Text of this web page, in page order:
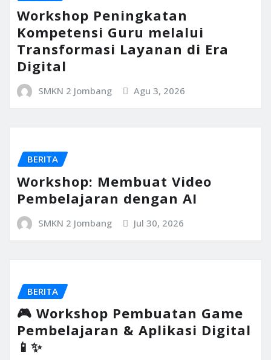
Workshop Peningkatan
Kompetensi Guru melalui
Transformasi Layanan di Era
Digital
SMKN 2 Jombang Agu 3, 2026
BERITA
Workshop: Membuat Video
Pembelajaran dengan AI
SMKN 2 Jombang Jul 30, 2026
BERITA
🎮 Workshop Pembuatan Game
Pembelajaran & Aplikasi Digital
📱✨